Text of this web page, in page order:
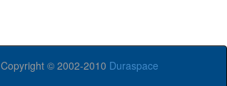
Copyright © 2002-2010 Duraspace